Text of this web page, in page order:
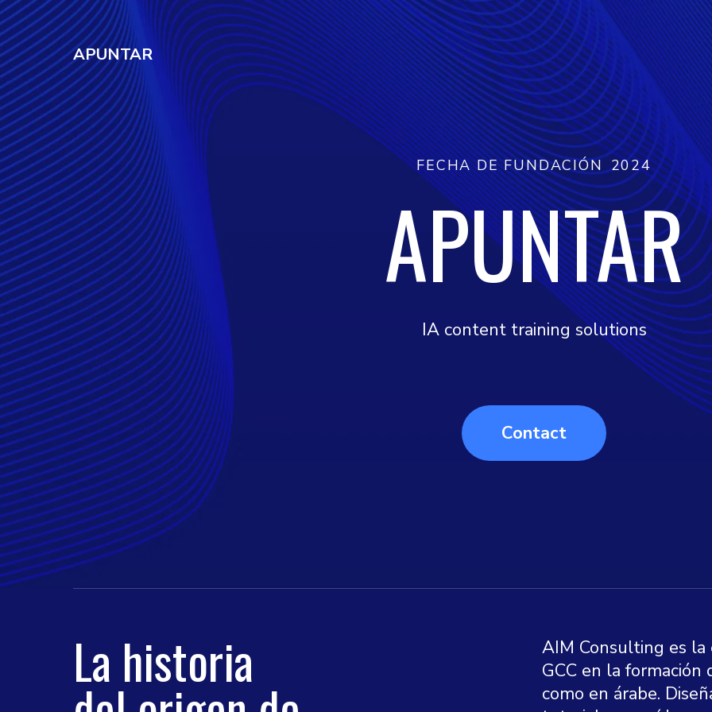
APUNTAR
FECHA DE FUNDACIÓN 2024
APUNTAR
IA content training solutions
Contact
La historia
AIM Consulting es
GCC en la
como en árabe.